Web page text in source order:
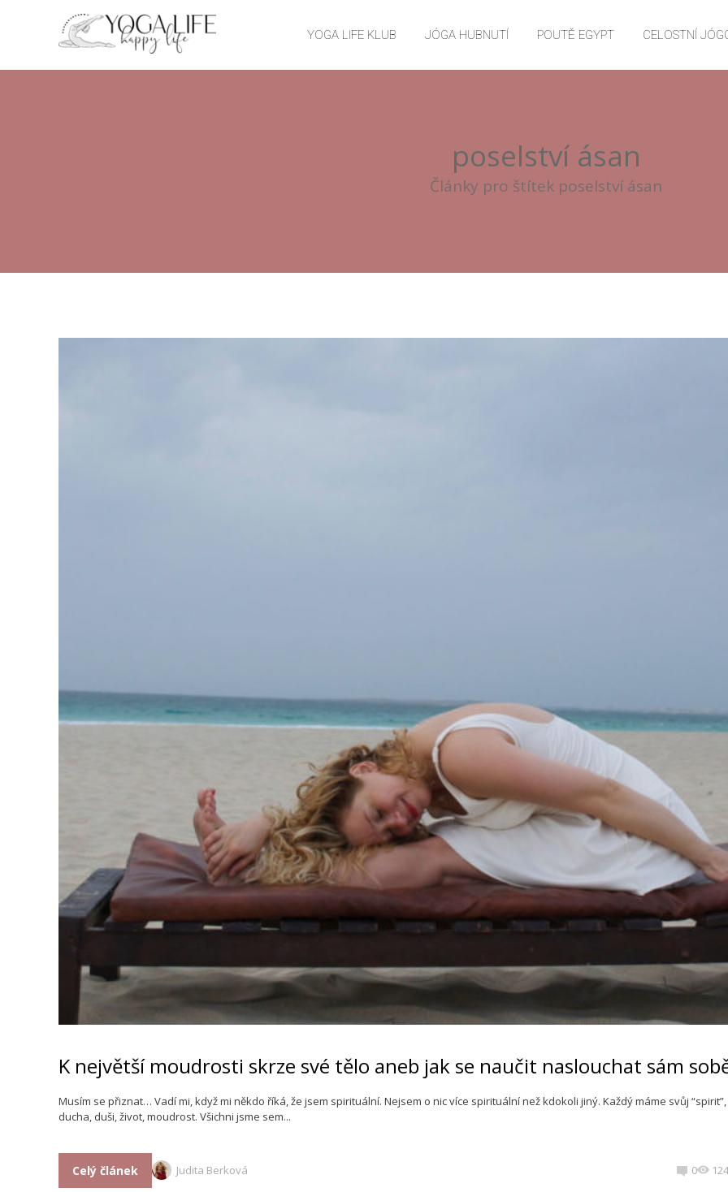
YOGA LIFE KLUB JÓGA HUBNUTÍ POUTĚ EGYPT CELOSTNÍ
poselství ásan
Články pro štítek poselství ásan
K největší moudrosti skrze své tělo aneb jak se naučit naslouchat sám
Musím se přiznat… Vadí mi, když mi někdo říká, že jsem spirituální. Nejsem o nic více spirituální než kdokoli jiný. Každý máme svůj “spirit”,
ducha, duši, život, moudrost. Všichni jsme sem...
Celý článek Judita Berková 0